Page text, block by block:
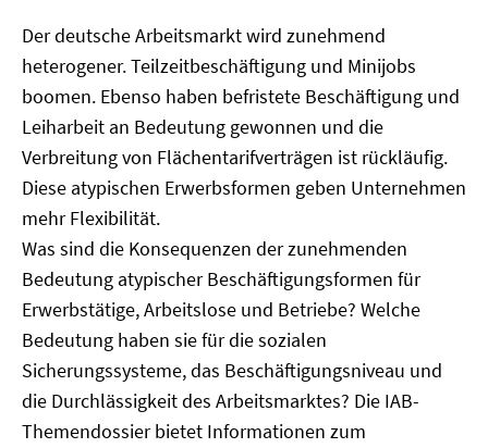
Der deutsche Arbeitsmarkt wird zunehmend
heterogener. Teilzeitbeschäftigung und Minijobs
boomen. Ebenso haben befristete Beschäftigung und
Leiharbeit an Bedeutung gewonnen und die
Verbreitung von Flächentarifverträgen ist rückläufig.
Diese atypischen Erwerbsformen geben Unternehmen
mehr Flexibilität.
Was sind die Konsequenzen der zunehmenden
Bedeutung atypischer Beschäftigungsformen für
Erwerbstätige, Arbeitslose und Betriebe? Welche
Bedeutung haben sie für die sozialen
Sicherungssysteme, das Beschäftigungsniveau und
die Durchlässigkeit des Arbeitsmarktes? Die IAB-
Themendossier bietet Informationen zum